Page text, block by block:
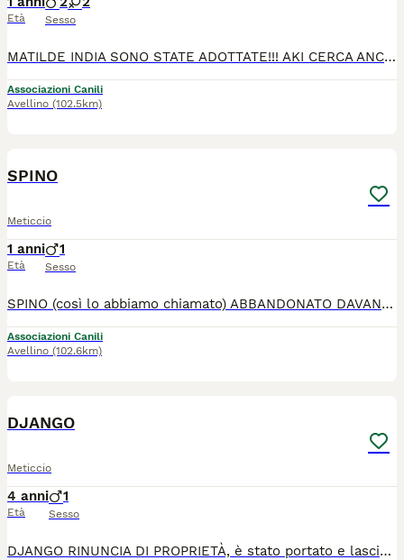
Età Sesso
MATILDE INDIA SONO STATE ADOTTATE!!! AKI CERCA ANCORA IL SUO PER SEMPRE!! CERCANO CASA E TANTO AMORE SENTIRSI AL SICURO PROTETTI E COCCOLATI, SPERO CHE CI SIANO TANTI CUORI PIENI DI AMORE CHE LI ADOTTINO COSÌ DA FARGLI CAPIRE CHE LA VITA È UN'ALTRA E NON QUELLA CHE HANNO VISSUTO FINO AD ORA. ABBANDONATI IN MEZZO AL NULLA, PELLE E OSSA!!! SENZA FORZE!! HANNO SUPERATO ANCHEE LA GASTRO!!! UN LORO FRATELLINO PURTROPPO NON È RIUSCITO A SALVARSI DALLA GASTRO. SONO 1 MASCHIO E 2 FEMMINE 6 MESI FUTURA TAGLIA MEDIA. VERRANO AFFIDATI VACCINATI MICROCCHIPPATI SVERMINATI. OBBLIGO STERILIZZAZIONE E CASTRAZIONE AL MOMENTO OPPORTUNO. SI TROVANO IN PROVINCIA DI AVELLINO. ARRIVANO OVUNQUE TRAMITE STAFFETTA AUTORIZZATA E DOPO ITER PREAFFIDO. INFO SOLO MESSAGGI WHATSAPP AL ************ ************
Associazioni Canili
Avellino (102.5km)
SPINO
Meticcio
1 anni
Età
1
Sesso
SPINO (così lo abbiamo chiamato) ABBANDONATO DAVANTI AD UN NEGOZIO PER ANIMALI! SOPPRAVVISSUTO ALLA GASTRO ORA CERCA CHI LO VOGLIA COME MEMBRO DELLA FAMIGLIA E LO AMI PER SEMPRE!!! SPINO ha 7 mesi 14 kg simil spinone futura taglia media. SPINO è dolce simpatico un coccolone. Verrà affidato microcchippato sverminato vaccinato obbligo castrazione al momento opportuno. Si trova in provincia di Avellino arriva ovunque tramite staffetta autorizzata e dopo iter preaffido Info solo messaggi whatsapp al ************ ************ .
Associazioni Canili
Avellino (102.6km)
DJANGO
Meticcio
4 anni
Età
1
Sesso
DJANGO RINUNCIA DI PROPRIETÀ, è stato portato e lasciato in CANILE da chi diceva di amarlo e proteggerlo e curarlo. Essendo un cane padronale non può stare in un canile comunale e rischia di essere trasferito in un CANILE LAGER!! LE volontarie stanno facendo di tutto per farlo uscire! DJANGO merita di trovare una vera famiglia perché quella fasulla l'ha già avuta!! DJANGO hA 3 anni vaccinato sverminato castrato microchippato pesa 25 kg. Negativo a leshmania e ehrlichia. Va d'accordo con tutti. Arriva ovunque tramite staffetta autorizzata e dopo iter preaffido Info solo messaggi whatsapp al 339 561 2404 338 131 7800